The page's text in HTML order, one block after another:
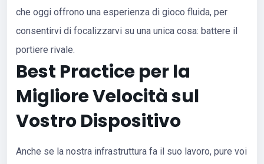
che oggi offrono una esperienza di gioco fluida, per
consentirvi di focalizzarvi su una unica cosa: battere il
portiere rivale.
Best Practice per la
Migliore Velocità sul
Vostro Dispositivo
Anche se la nostra infrastruttura fa il suo lavoro, pure voi